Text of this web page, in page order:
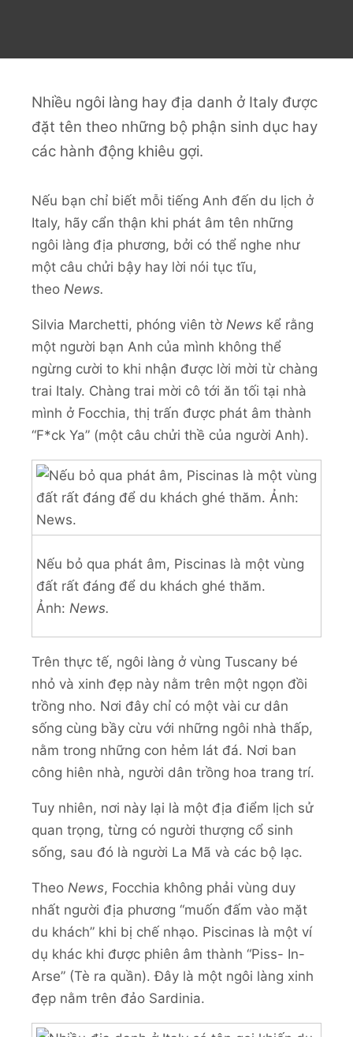
Nhiều ngôi làng hay địa danh ở Italy được
đặt tên theo những bộ phận sinh dục hay
các hành động khiêu gợi.
Nếu bạn chỉ biết mỗi tiếng Anh đến du lịch ở
Italy, hãy cẩn thận khi phát âm tên những
ngôi làng địa phương, bởi có thể nghe như
một câu chửi bậy hay lời nói tục tĩu,
theo News.
Silvia Marchetti, phóng viên tờ News kể rằng
một người bạn Anh của mình không thể
ngừng cười to khi nhận được lời mời từ chàng
trai Italy. Chàng trai mời cô tới ăn tối tại nhà
mình ở Focchia, thị trấn được phát âm thành
“F*ck Ya” (một câu chửi thề của người Anh).
Nếu bỏ qua phát âm, Piscinas là một vùng
đất rất đáng để du khách ghé thăm.
Ảnh: News.
Trên thực tế, ngôi làng ở vùng Tuscany bé
nhỏ và xinh đẹp này nằm trên một ngọn đồi
trồng nho. Nơi đây chỉ có một vài cư dân
sống cùng bầy cừu với những ngôi nhà thấp,
nằm trong những con hẻm lát đá. Nơi ban
công hiên nhà, người dân trồng hoa trang trí.
Tuy nhiên, nơi này lại là một địa điểm lịch sử
quan trọng, từng có người thượng cổ sinh
sống, sau đó là người La Mã và các bộ lạc.
Theo News, Focchia không phải vùng duy
nhất người địa phương “muốn đấm vào mặt
du khách” khi bị chế nhạo. Piscinas là một ví
dụ khác khi được phiên âm thành “Piss- In-
Arse” (Tè ra quần). Đây là một ngôi làng xinh
đẹp nằm trên đảo Sardinia.